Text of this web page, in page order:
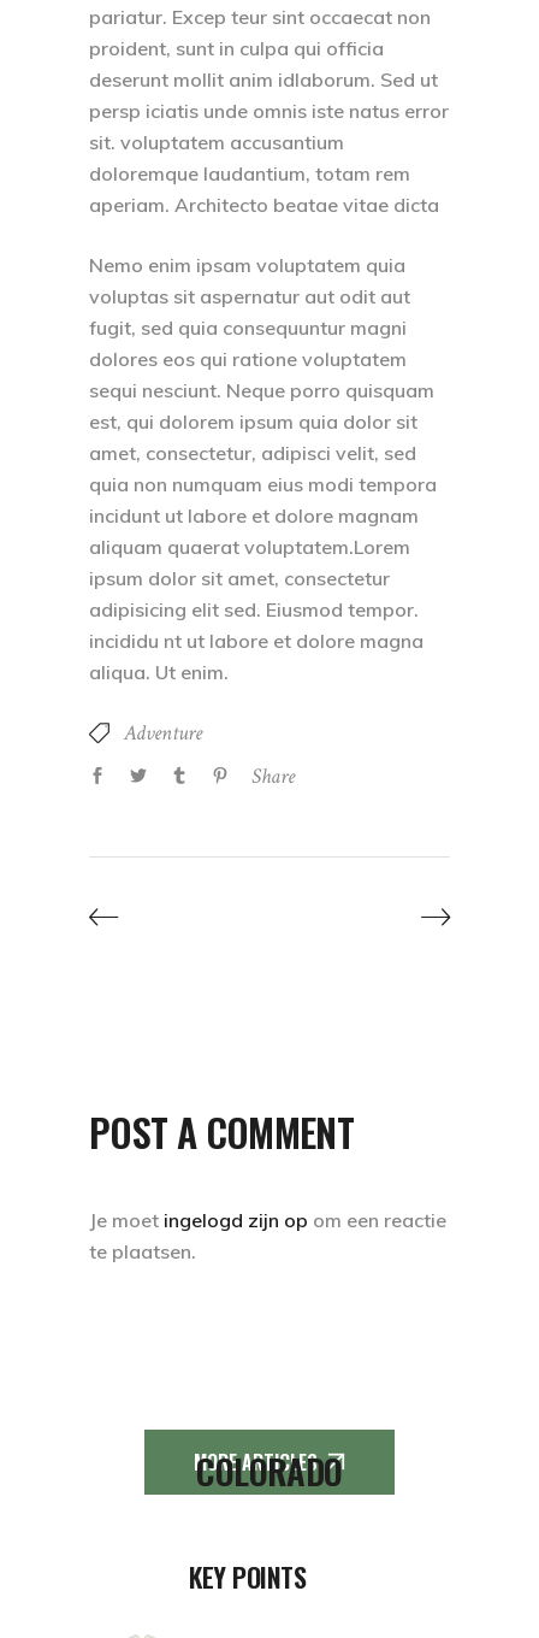
pariatur. Excep teur sint occaecat non
proident, sunt in culpa qui officia
deserunt mollit anim idlaborum. Sed ut
persp iciatis unde omnis iste natus error
sit. voluptatem accusantium
doloremque laudantium, totam rem
aperiam. Architecto beatae vitae dicta
Nemo enim ipsam voluptatem quia
voluptas sit aspernatur aut odit aut
fugit, sed quia consequuntur magni
dolores eos qui ratione voluptatem
sequi nesciunt. Neque porro quisquam
est, qui dolorem ipsum quia dolor sit
amet, consectetur, adipisci velit, sed
quia non numquam eius modi tempora
incidunt ut labore et dolore magnam
aliquam quaerat voluptatem.Lorem
ipsum dolor sit amet, consectetur
adipisicing elit sed. Eiusmod tempor.
incididu nt ut labore et dolore magna
aliqua. Ut enim.
Adventure
Share
POST A COMMENT
Je moet ingelogd zijn op om een reactie
te plaatsen.
COLORADO
MORE ARTICLES
KEY POINTS